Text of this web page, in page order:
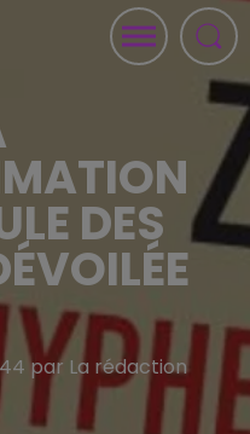
DES
par La rédaction